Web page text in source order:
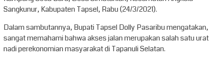
Sangkunur, Kabupaten Tapsel, Rabu (24/3/2021).
Dalam sambutannya, Bupati Tapsel Dolly Pasaribu mengatakan,
sangat memahami bahwa akses jalan merupakan salah satu urat
nadi perekonomian masyarakat di Tapanuli Selatan.